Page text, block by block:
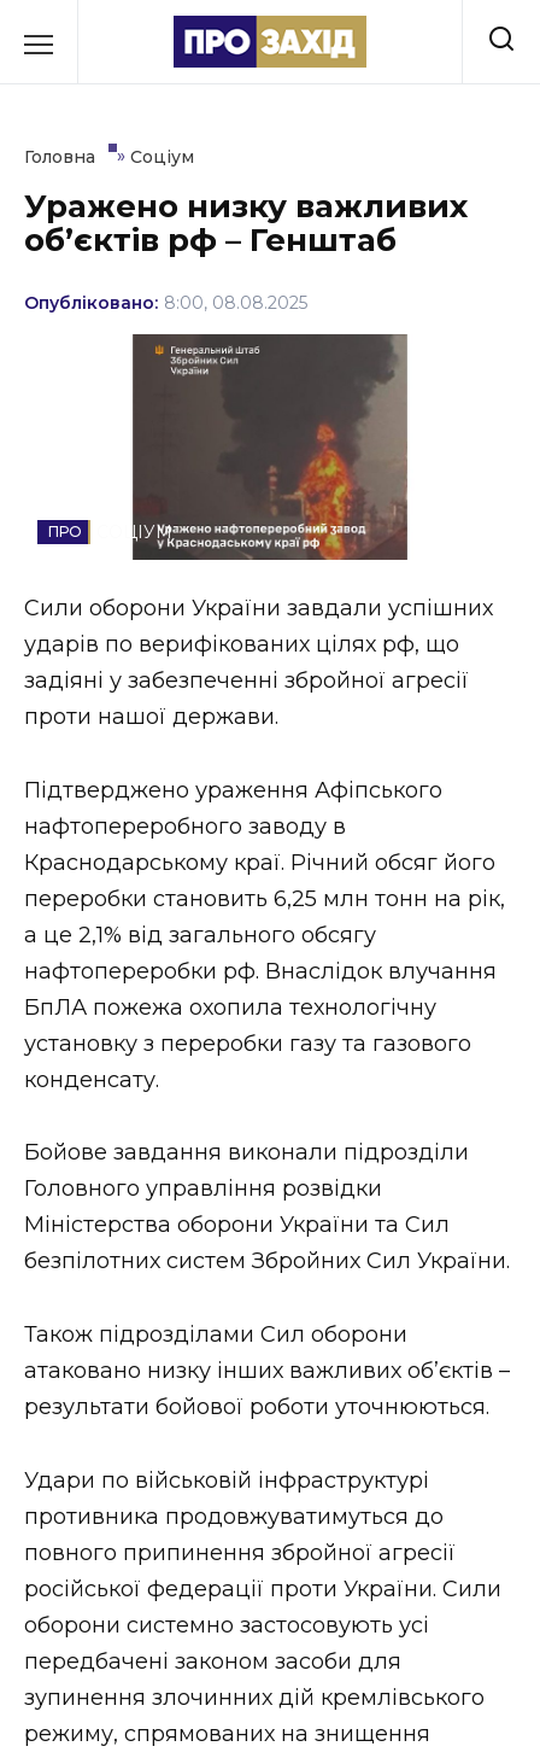
до
Культура
Освіта
Стиль життя
Втрачений Ужгород
Втрачений Ужгород (відеоверсія)
ЗАКАРПАТСЬКІ НОВИНИ
НОВИНИ ЗАХІДНОЇ УКРАЇНИ
ФОТО
ВІДЕО
Головна » Соціум
Уражено низку важливих
об’єктів рф – Генштаб
Опубліковано: 8:00, 08.08.2025
СОЦІУМ
Сили оборони України завдали успішних
ударів по верифікованих цілях рф, що
задіяні у забезпеченні збройної агресії
проти нашої держави.
Підтверджено ураження Афіпського
нафтопереробного заводу в
Краснодарському краї. Річний обсяг його
переробки становить 6,25 млн тонн на рік,
а це 2,1% від загального обсягу
нафтопереробки рф. Внаслідок влучання
БпЛА пожежа охопила технологічну
установку з переробки газу та газового
конденсату.
Бойове завдання виконали підрозділи
Головного управління розвідки
Міністерства оборони України та Сил
безпілотних систем Збройних Сил України.
Також підрозділами Сил оборони
атаковано низку інших важливих об’єктів –
результати бойової роботи уточнюються.
Удари по військовій інфраструктурі
противника продовжуватимуться до
повного припинення збройної агресії
російської федерації проти України. Сили
оборони системно застосовують усі
передбачені законом засоби для
зупинення злочинних дій кремлівського
режиму, спрямованих на знищення